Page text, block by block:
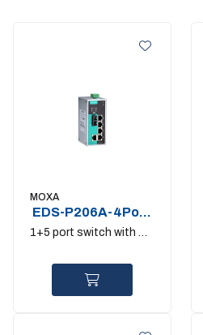
MOXA
EDS-P206A-4PoE-
S-SC
1+5 port switch with 4-